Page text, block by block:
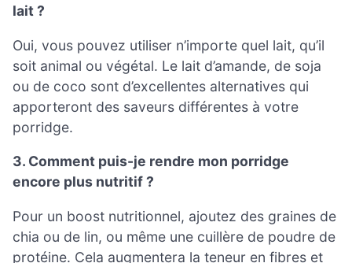
lait ?
Oui, vous pouvez utiliser n’importe quel lait, qu’il
soit animal ou végétal. Le lait d’amande, de soja
ou de coco sont d’excellentes alternatives qui
apporteront des saveurs différentes à votre
porridge.
3. Comment puis-je rendre mon porridge
encore plus nutritif ?
Pour un boost nutritionnel, ajoutez des graines de
chia ou de lin, ou même une cuillère de poudre de
protéine. Cela augmentera la teneur en fibres et